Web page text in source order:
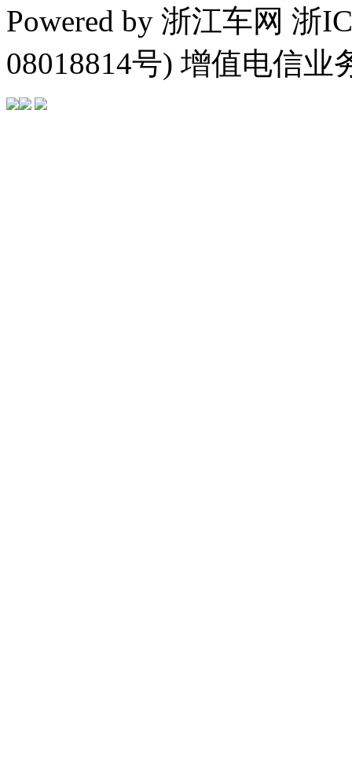
Powered by 浙江车网 浙
08018814号) 增值电信业